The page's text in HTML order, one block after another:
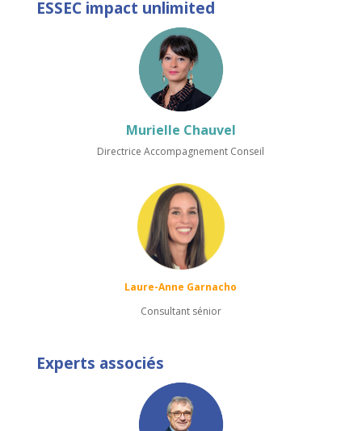
ESSEC impact unlimited
Murielle Chauvel
Directrice Accompagnement Conseil
Laure-Anne Garnacho
Consultant sénior
Experts associés